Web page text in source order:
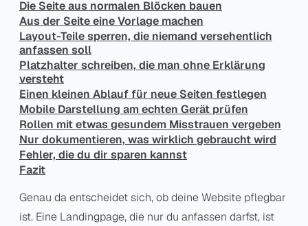
Die Seite aus normalen Blöcken bauen
Aus der Seite eine Vorlage machen
Layout-Teile sperren, die niemand versehentlich
anfassen soll
Platzhalter schreiben, die man ohne Erklärung
versteht
Einen kleinen Ablauf für neue Seiten festlegen
Mobile Darstellung am echten Gerät prüfen
Rollen mit etwas gesundem Misstrauen vergeben
Nur dokumentieren, was wirklich gebraucht wird
Fehler, die du dir sparen kannst
Fazit
Genau da entscheidet sich, ob deine Website pflegbar
ist. Eine Landingpage, die nur du anfassen darfst, ist